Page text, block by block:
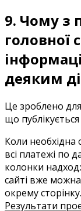
9. Чому з
головної
деяким
Це зроблено для
що публікується
Коли необхідна
всі платежі по
колонки
сайті вже можна
окремусторінку.
Результати